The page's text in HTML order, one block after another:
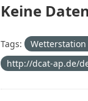
Keine
Tags: Wetterstation
http://dcat-ap.de/